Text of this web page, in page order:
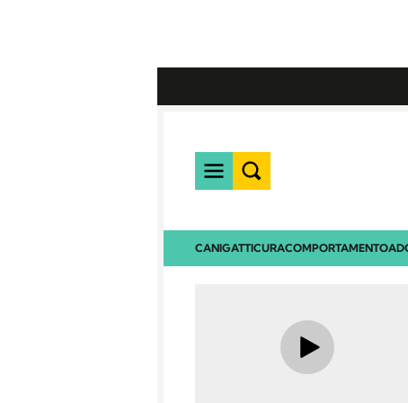
CANIGATTICURACOMPORTAMENTO